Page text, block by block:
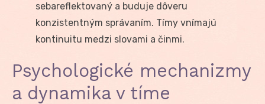
sebareflektovaný a buduje dôveru
konzistentným správaním. Tímy vnímajú
kontinuitu medzi slovami a činmi.
Psychologické mechanizmy
a dynamika v tíme